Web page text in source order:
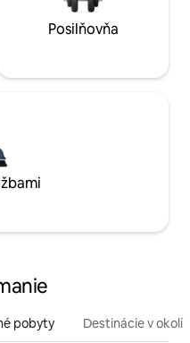
Posilňovňa
pobyty Destinácie v okolí